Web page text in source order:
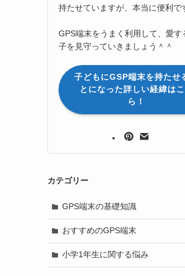
持たせていますが、本当に便利で
GPS端末をうまく利用して、愛す
子を見守っていきましょう＾＾
子どもにGSP端末を持たせ
とになった詳しい経緯は
ら！
カテゴリー
GPS端末の基礎知識
おすすめのGPS端末
小学1年生に関する悩み